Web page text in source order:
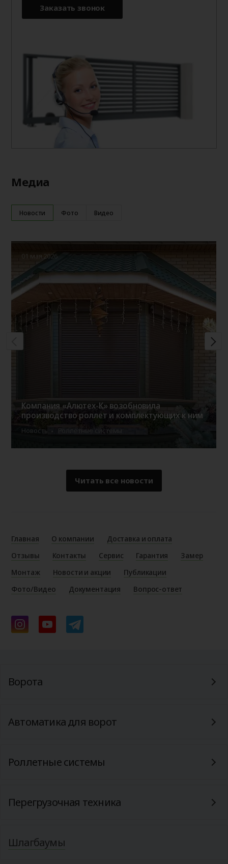
Заказать звонок
Медиа
Новости Фото Видео
01 мая 2026
Компания «Алютех-К» возобновила
производство роллет и комплектующих к ним
Новость Роллетные системы
Читать все новости
Главная О компании
Доставка и оплата
Отзывы
Контакты Сервис Гарантия
Замер
Монтаж
Новости и акции
Публикации
Фото/Видео
Документация Вопрос-ответ
Ворота
Автоматика для ворот
Роллетные системы
Перегрузочная техника
Шлагбаумы